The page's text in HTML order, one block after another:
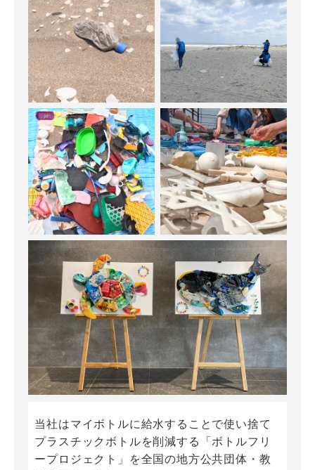
当社はマイボトルに給水することで使い捨て
プラスチックボトルを削減する「ボトルフリ
ープロジェクト」を全国の地方公共団体・教